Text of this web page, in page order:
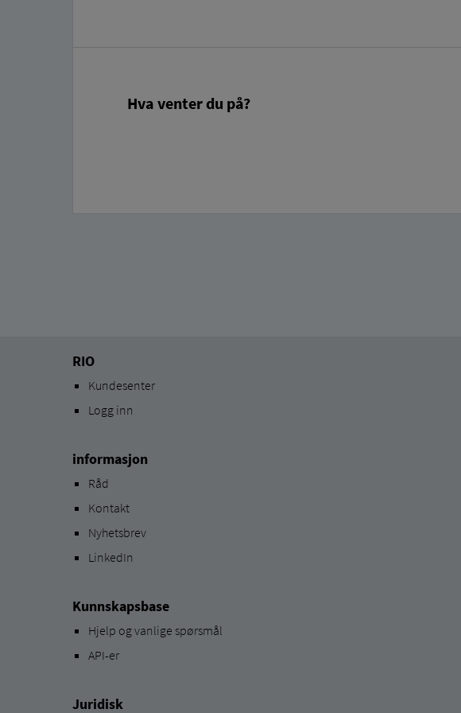
Hva venter du på?
RIO
Kundesenter
Logg inn
informasjon
Råd
Kontakt
Nyhetsbrev
LinkedIn
Kunnskapsbase
Hjelp og vanlige spørsmål
API-er
Juridisk